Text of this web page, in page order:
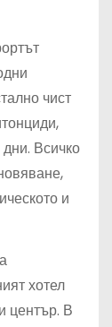
чист
Всичко
и
хотел
център. В